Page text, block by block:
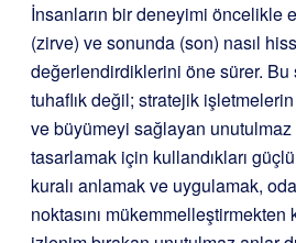
İnsanların bir deneyimi öncelikle
(zirve) ve sonunda (son) nasıl
değerlendirdiklerini öne sürer.
tuhaflık değil; stratejik
ve büyümeyi sağlayan
tasarlamak için kullandıkları
kuralı anlamak ve uygulamak,
noktasını mükemmelleştirmekten